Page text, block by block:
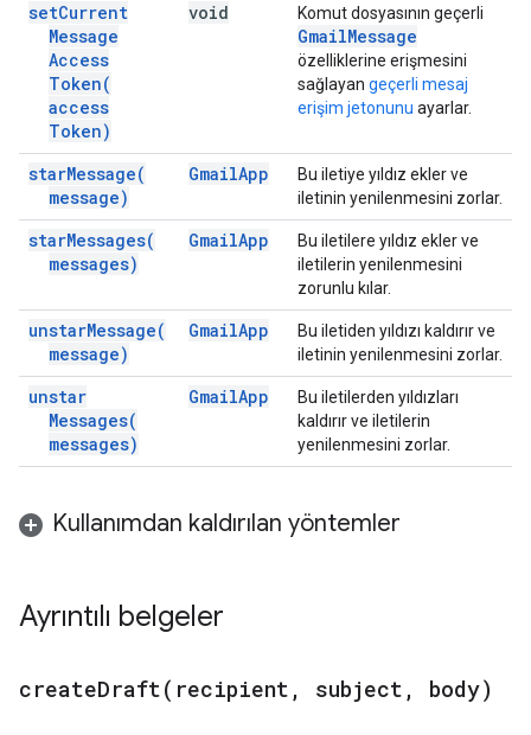
setCurrent
Message
Access
Token(
access
Token)
void Komut dosyasının geçerli
GmailMessage
özelliklerine erişmesini
sağlayan geçerli mesaj
erişim jetonunu ayarlar.
starMessage(
message)
GmailApp
Bu iletiye yıldız ekler ve
iletinin yenilenmesini zorlar.
starMessages(
messages)
GmailApp
Bu iletilere yıldız ekler ve
iletilerin yenilenmesini
zorunlu kılar.
unstarMessage(
message)
GmailApp
Bu iletiden yıldızı kaldırır ve
iletinin yenilenmesini zorlar.
unstar
Messages(
messages)
GmailApp
Bu iletilerden yıldızları
kaldırır ve iletilerin
yenilenmesini zorlar.
Kullanımdan kaldırılan yöntemler
Ayrıntılı belgeler
createDraft( recipient , subject , body)